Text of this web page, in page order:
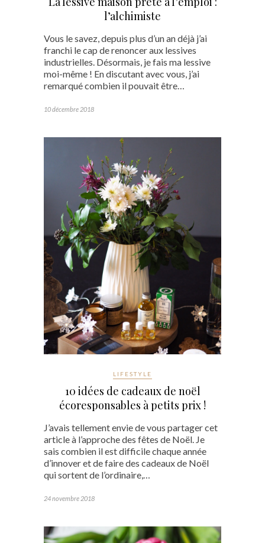
l’alchimiste
Vous le savez, depuis plus d’un an déjà j’ai
franchi le cap de renoncer aux lessives
industrielles. Désormais, je fais ma lessive
moi-même ! En discutant avec vous, j’ai
remarqué combien il pouvait être…
10 décembre 2018
LIFESTYLE
10 idées de cadeaux de noël
écoresponsables à petits prix !
J’avais tellement envie de vous partager cet
article à l’approche des fêtes de Noël. Je
sais combien il est difficile chaque année
d’innover et de faire des cadeaux de Noël
qui sortent de l’ordinaire,…
24 novembre 2018